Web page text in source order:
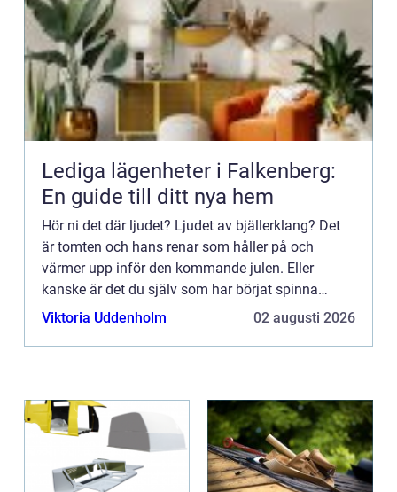
Lediga lägenheter i Falkenberg:
En guide till ditt nya hem
Hör ni det där ljudet? Ljudet av bjällerklang? Det
är tomten och hans renar som håller på och
värmer upp inför den kommande julen. Eller
kanske är det du själv som har börjat spinna
jullå...
Viktoria Uddenholm 02 augusti 2026